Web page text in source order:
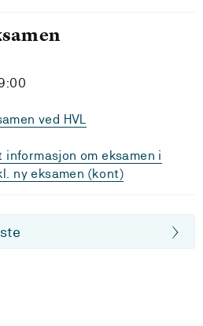
ved HVL
om eksamen i
ny eksamen (kont)